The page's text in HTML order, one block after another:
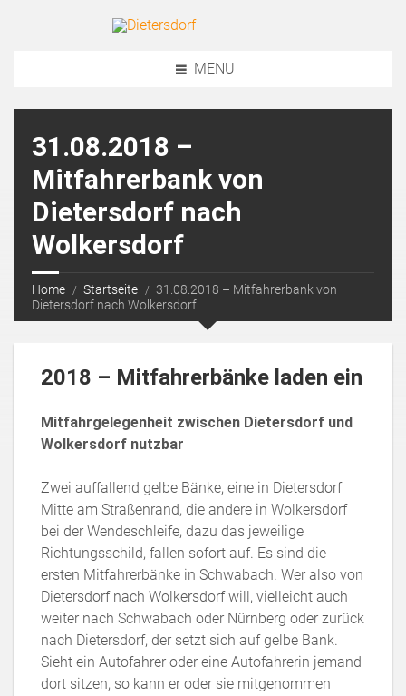
MENU
31.08.2018 –
Mitfahrerbank von
Dietersdorf nach
Wolkersdorf
Home Startseite
31.08.2018 – Mitfahrerbank von
Dietersdorf nach Wolkersdorf
2018 – Mitfahrerbänke laden ein
Mitfahrgelegenheit zwischen Dietersdorf und
Wolkersdorf nutzbar
Zwei auffallend gelbe Bänke, eine in Dietersdorf
Mitte am Straßenrand, die andere in Wolkersdorf
bei der Wendeschleife, dazu das jeweilige
Richtungsschild, fallen sofort auf. Es sind die
ersten Mitfahrerbänke in Schwabach. Wer also von
Dietersdorf nach Wolkersdorf will, vielleicht auch
weiter nach Schwabach oder Nürnberg oder zurück
nach Dietersdorf, der setzt sich auf gelbe Bank.
Sieht ein Autofahrer oder eine Autofahrerin jemand
dort sitzen, so kann er oder sie mitgenommen